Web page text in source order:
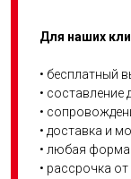
Для наших
• бесплатный
• составление
•
• доставка и
• любая
• рассрочка